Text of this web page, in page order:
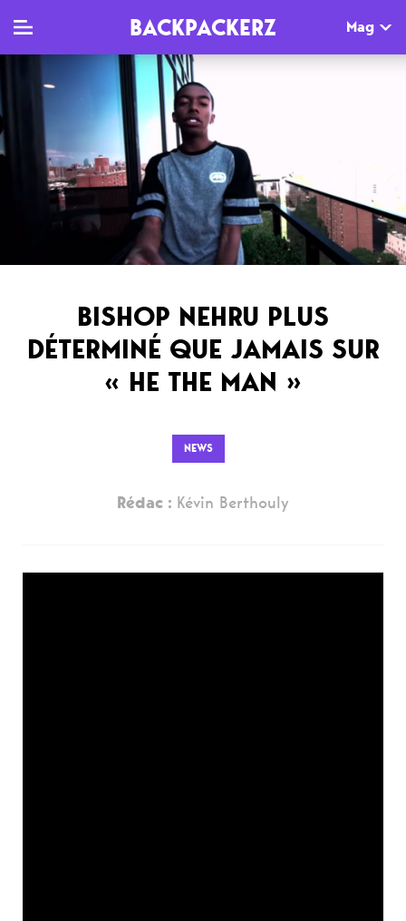
BACKPACKERZ Mag
Clips
Live
MAG
Dossiers
Tops
Interviews
Sorties
Newsletter
Festivals
BISHOP NEHRU PLUS
DÉTERMINÉ QUE JAMAIS SUR
« HE THE MAN »
NEWS
Rédac : Kévin Berthouly